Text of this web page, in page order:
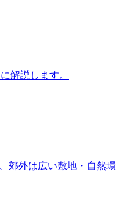
解説します。
郊外は広い敷地・自然環